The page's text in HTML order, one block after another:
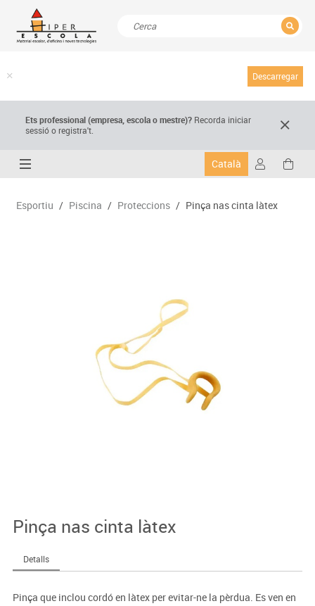
Descarregar
Ets professional (empresa,escola o mestre)? Recorda iniciar
sessió o registra't.
Català
Esportiu / Piscina / Proteccions / Pinça nas cinta làtex
Pinça nas cinta làtex
Detalls
Pinça que inclou cordó en làtex per evitar-ne la pèrdua. Es ven en